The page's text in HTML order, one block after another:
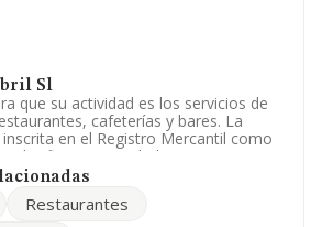
Sl
que su actividad es los servicios de
cafeterías y bares. La
en el Registro Mercantil como
Clasifica su actividad CNAE como
bebidas', código 5630. La sociedad
Restaurantes